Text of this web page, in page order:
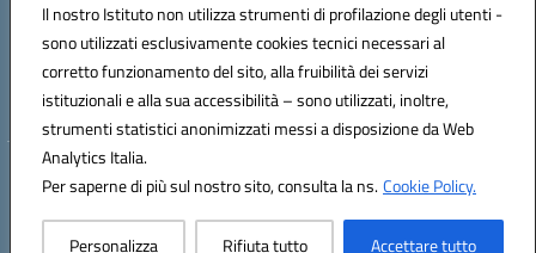
Il nostro Istituto non utilizza strumenti di profilazione degli utenti -
sono utilizzati esclusivamente cookies tecnici necessari al
corretto funzionamento del sito, alla fruibilità dei servizi
istituzionali e alla sua accessibilità – sono utilizzati, inoltre,
strumenti statistici anonimizzati messi a disposizione da Web
Analytics Italia.
Per saperne di più sul nostro sito, consulta la ns.Cookie Policy.
Personalizza Rifiuta tutto Accettare tutto
Posta elettronica certificata (PEC):fgee01200c@pec.istruzione.it
Codice fiscale: 80005820719
Codice meccanografico: FGEE01200C
Hosting & Powered by 3D Solution S.r.l.
Concept & Design by Designers Italia